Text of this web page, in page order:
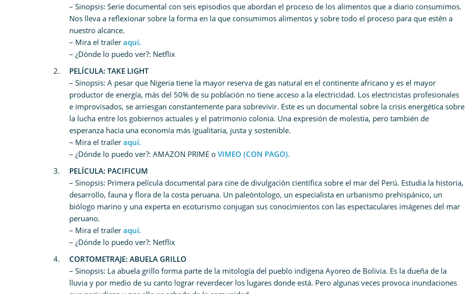
– Sinopsis: Serie documental con seis episodios que abordan el proceso de los alimentos que a diario consumimos.
Nos lleva a reflexionar sobre la forma en la que consumimos alimentos y sobre todo el proceso para que estén a
nuestro alcance.
– Mira el trailer aquí.
– ¿Dónde lo puedo ver?: Netflix
PELÍCULA: TAKE LIGHT
– Sinopsis: A pesar que Nigeria tiene la mayor reserva de gas natural en el continente africano y es el mayor
productor de energía, más del 50% de su población no tiene acceso a la electricidad. Los electricistas profesionales
e improvisados, se arriesgan constantemente para sobrevivir. Este es un documental sobre la crisis energética sobre
la lucha entre los gobiernos actuales y el patrimonio colonia. Una expresión de molestia, pero también de
esperanza hacia una economía más igualitaria, justa y sostenible.
– Mira el trailer aquí.
– ¿Dónde lo puedo ver?: AMAZON PRIME o VIMEO (CON PAGO).
PELÍCULA: PACIFICUM
– Sinopsis: Primera película documental para cine de divulgación científica sobre el mar del Perú. Estudia la historia,
desarrollo, fauna y flora de la costa peruana. Un paleóntologo, un especialista en urbanismo prehispánico, un
biólogo marino y una experta en ecoturismo conjugan sus conocimientos con las espectaculares imágenes del mar
peruano.
– Mira el trailer aquí.
– ¿Dónde lo puedo ver?: Netflix
CORTOMETRAJE: ABUELA GRILLO
– Sinopsis: La abuela grillo forma parte de la mitología del pueblo indígena Ayoreo de Bolivia. Es la dueña de la
lluvia y por medio de su canto lograr reverdecer los lugares donde está. Pero algunas veces provoca inundaciones